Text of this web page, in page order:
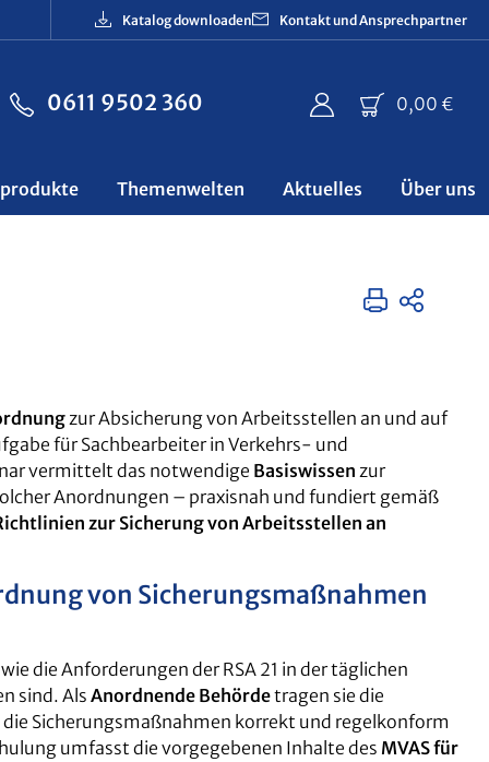
Katalog downloaden Kontakt und Ansprechpartner
0611 9502 360 0,00 €
Themenwelten Aktuelles Über uns
zur Absicherung von Arbeitsstellen an und auf
für Sachbearbeiter in Verkehrs- und
vermittelt das notwendige Basiswissen zur
Anordnungen – praxisnah und fundiert gemäß
zur Sicherung von Arbeitsstellen an
von Sicherungsmaßnahmen
die Anforderungen der RSA 21 in der täglichen
sind. Als Anordnende Behördetragen sie die
Sicherungsmaßnahmen korrekt und regelkonform
umfasst die vorgegebenen Inhalte des MVAS für